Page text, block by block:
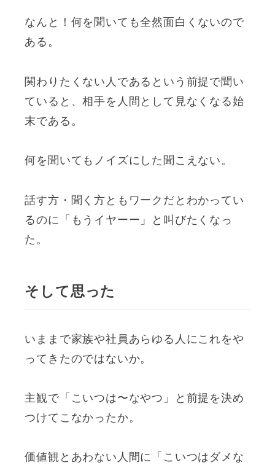
なんと！何を聞いても全然面白くないので
ある。
関わりたくない人であるという前提で聞い
ていると、相手を人間として見なくなる始
末である。
何を聞いてもノイズにした聞こえない。
話す方・聞く方ともワークだとわかってい
るのに「もうイヤーー」と叫びたくなっ
た。
そして思った
いままで家族や社員あらゆる人にこれをや
ってきたのではないか。
主観で「こいつは〜なやつ」と前提を決め
つけてこなかったか。
価値観とあわない人間に「こいつはダメな